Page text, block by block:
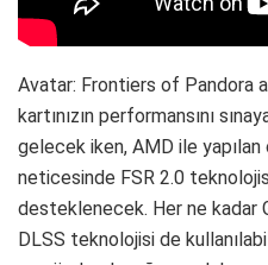
Avatar: Frontiers of Pandora
kartınızın performansını
gelecek iken, AMD ile yapılan
neticesinde FSR 2.0
desteklenecek. Her ne kadar
DLSS teknolojisi de